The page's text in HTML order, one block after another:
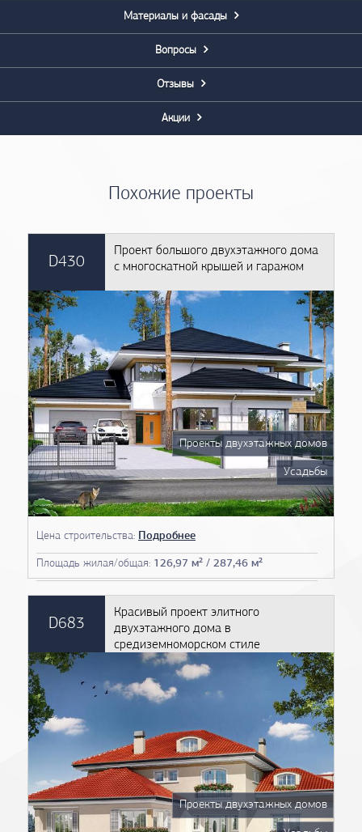
Материалы и фасады
Вопросы
Отзывы
Акции
Похожие проекты
D430
Проект большого двухэтажного дома
с многоскатной крышей и гаражом
Цена строительства: Подробнее
Площадь жилая/общая: 126,97 м² / 287,46 м²
Проекты двухэтажных домов
Усадьбы
D683
Красивый проект элитного
двухэтажного дома в
средиземноморском стиле
Проекты двухэтажных домов